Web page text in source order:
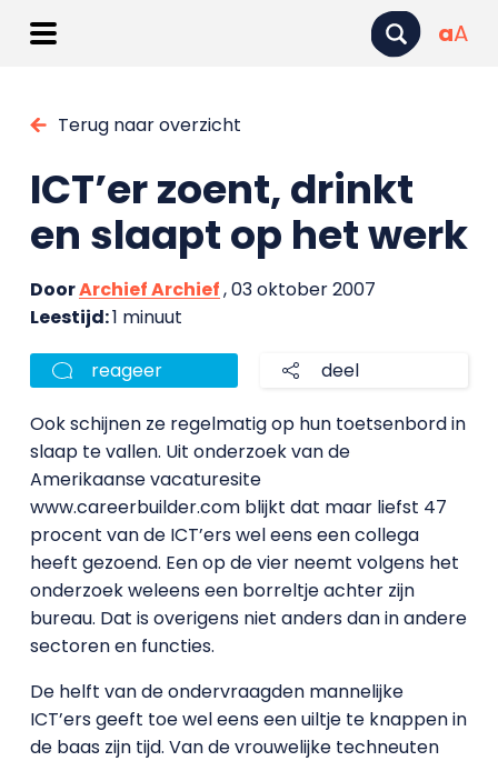
aA
Terug naar overzicht
ICT’er zoent, drinkt
en slaapt op het werk
DoorArchief Archief, 03 oktober 2007
Leestijd:1 minuut
reageer deel
Ook schijnen ze regelmatig op hun toetsenbord in
slaap te vallen. Uit onderzoek van de
Amerikaanse vacaturesite
www.careerbuilder.com blijkt dat maar liefst 47
procent van de ICT’ers wel eens een collega
heeft gezoend. Een op de vier neemt volgens het
onderzoek weleens een borreltje achter zijn
bureau. Dat is overigens niet anders dan in andere
sectoren en functies.
De helft van de ondervraagden mannelijke
ICT’ers geeft toe wel eens een uiltje te knappen in
de baas zijn tijd. Van de vrouwelijke techneuten